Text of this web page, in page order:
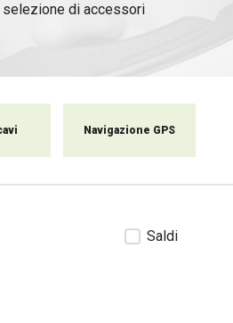
selezione di accessori
completamente
Navigazione GPS
Saldi